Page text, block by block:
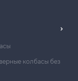
колбасы без